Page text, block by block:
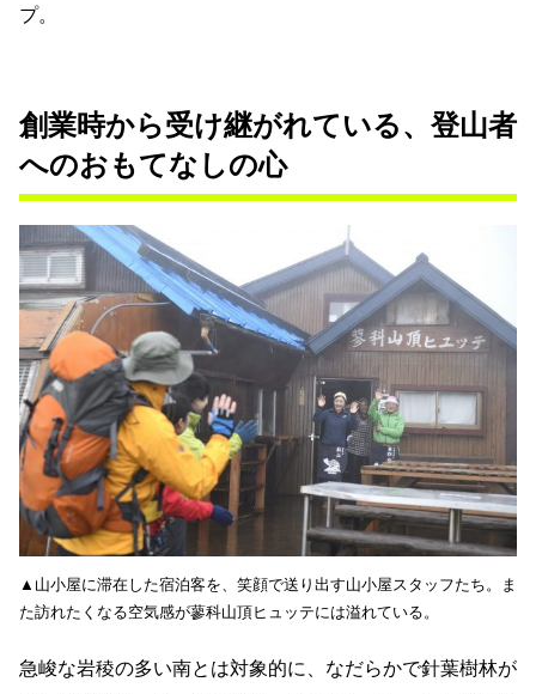
プ。
創業時から受け継がれている、登山者
へのおもてなしの心
▲山小屋に滞在した宿泊客を、笑顔で送り出す山小屋スタッフたち。ま
た訪れたくなる空気感が蓼科山頂ヒュッテには溢れている。
急峻な岩稜の多い南とは対象的に、なだらかで針葉樹林が